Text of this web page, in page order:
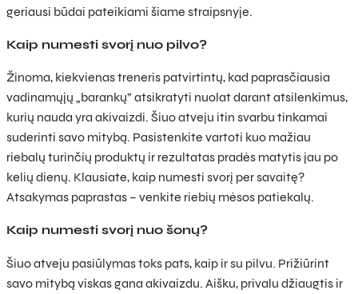
geriausi būdai pateikiami šiame straipsnyje.
Kaip numesti svorį nuo pilvo?
Žinoma, kiekvienas treneris patvirtintų, kad paprasčiausia
vadinamųjų „barankų” atsikratyti nuolat darant atsilenkimus,
kurių nauda yra akivaizdi. Šiuo atveju itin svarbu tinkamai
suderinti savo mitybą. Pasistenkite vartoti kuo mažiau
riebalų turinčių produktų ir rezultatas pradės matytis jau po
kelių dienų. Klausiate, kaip numesti svorį per savaitę?
Atsakymas paprastas – venkite riebių mėsos patiekalų.
Kaip numesti svorį nuo šonų?
Šiuo atveju pasiūlymas toks pats, kaip ir su pilvu. Prižiūrint
savo mitybą viskas gana akivaizdu. Aišku, privalu džiaugtis ir